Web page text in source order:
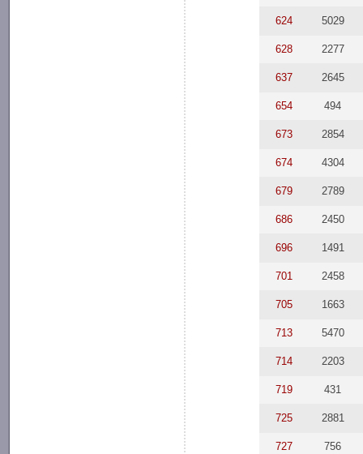
624 5029
628 2277
637 2645
654 494
673 2854
674 4304
679 2789
686 2450
696 1491
701 2458
705 1663
713 5470
714 2203
719 431
725 2881
727 756